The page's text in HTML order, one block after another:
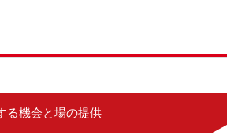
る機会と場の提供